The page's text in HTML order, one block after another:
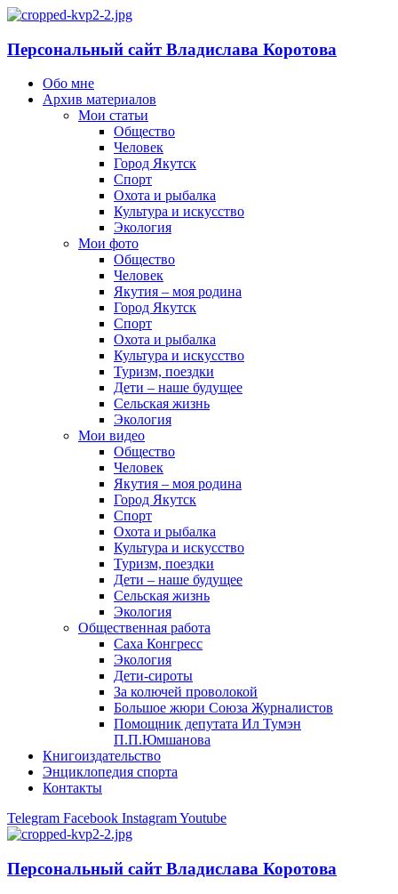
Персональный сайт Владислава Коротова
Обо мне
Архив материалов
Мои статьи
Общество
Человек
Город Якутск
Спорт
Охота и рыбалка
Культура и искусство
Экология
Мои фото
Общество
Человек
Якутия – моя родина
Город Якутск
Спорт
Охота и рыбалка
Культура и искусство
Туризм, поездки
Дети – наше будущее
Сельская жизнь
Экология
Мои видео
Общество
Человек
Якутия – моя родина
Город Якутск
Спорт
Охота и рыбалка
Культура и искусство
Туризм, поездки
Дети – наше будущее
Сельская жизнь
Экология
Общественная работа
Саха Конгресс
Экология
Дети-сироты
За колючей проволокой
Большое жюри Союза Журналистов
Помощник депутата Ил Тумэн
П.П.Юмшанова
Книгоиздательство
Энциклопедия спорта
Контакты
Telegram Facebook InstagramYoutube
Персональный сайт Владислава Коротова